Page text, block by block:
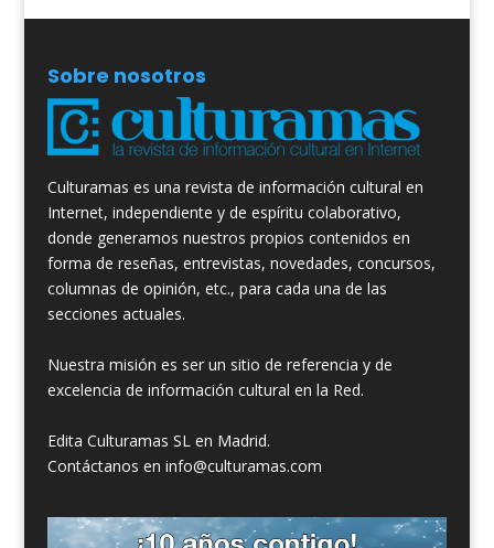
Sobre nosotros
Culturamas es una revista de información cultural en
Internet, independiente y de espíritu colaborativo,
donde generamos nuestros propios contenidos en
forma de reseñas, entrevistas, novedades, concursos,
columnas de opinión, etc., para cada una de las
secciones actuales.
Nuestra misión es ser un sitio de referencia y de
excelencia de información cultural en la Red.
Edita Culturamas SL en Madrid.
Contáctanos en info@culturamas.com